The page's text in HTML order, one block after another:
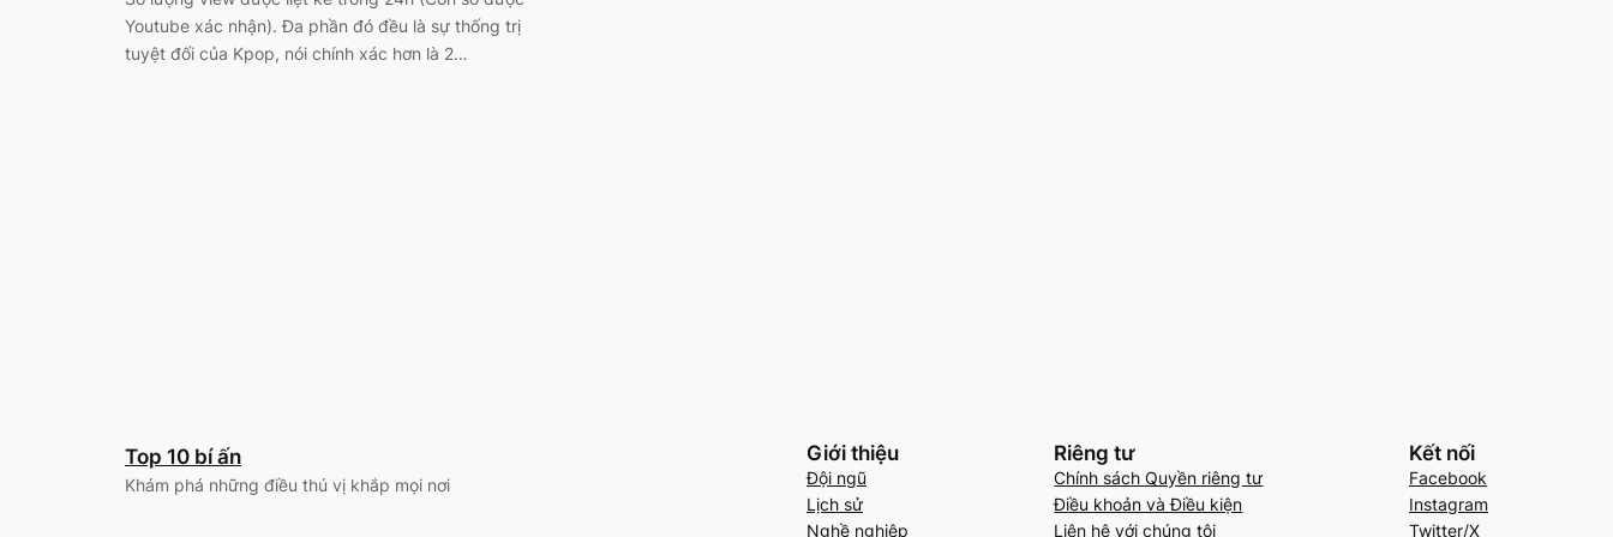
Youtube xác nhận). Đa phần đó đều là sự thống trị
tuyệt đối của Kpop, nói chính xác hơn là 2…
Top 10 bí ấn
Khám phá những điều thú vị khắp mọi nơi
Giới thiệu
Đội ngũ
Lịch sử
Nghề nghiệp
Riêng tư
Chính sách Quyền riêng tư
Điều khoản và Điều kiện
Liên hệ với chúng tôi
Kết nối
Facebook
Instagram
Twitter/X